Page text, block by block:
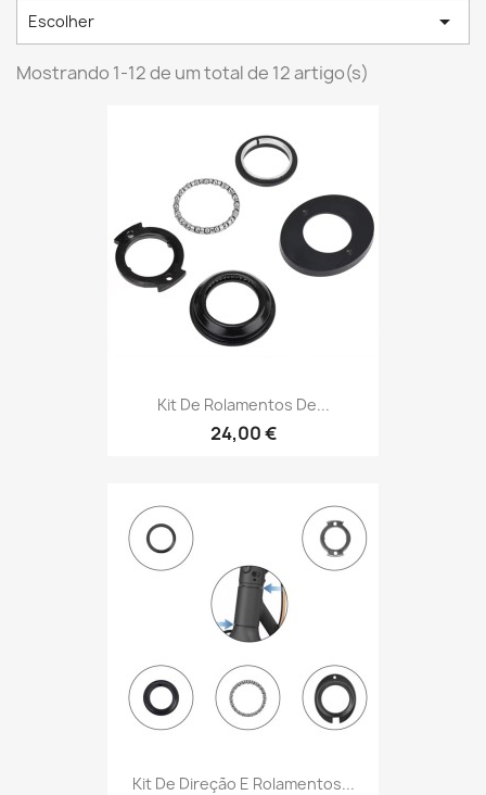
Escolher 
Mostrando 1-12 de um total de 12 artigo(s)
Kit De Rolamentos De...
24,00 €
Kit De Direção E Rolamentos...